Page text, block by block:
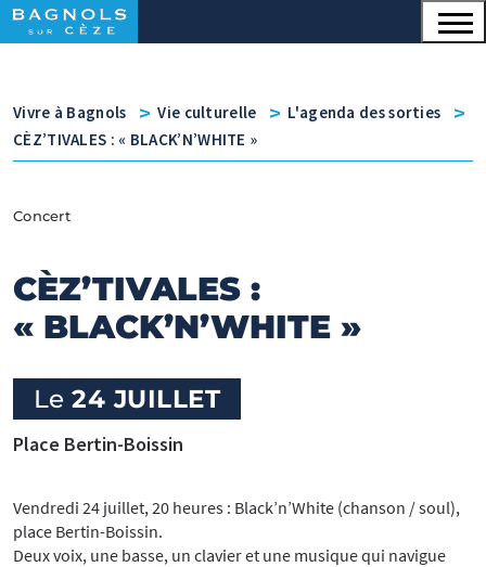
Panneau de gestion des cookies
Menu principal
Contenu
Vivre à Bagnols v Vie culturelle v L'agenda des sorties v
CÈZ’TIVALES : « BLACK’N’WHITE »
CÈZ’TIVALES :
« BLACK’N’WHITE »
Concert
Le24 JUILLET
Place Bertin-Boissin
Vendredi 24 juillet, 20 heures : Black’n’White (chanson / soul),
place Bertin-Boissin.
Deux voix, une basse, un clavier et une musique qui navigue